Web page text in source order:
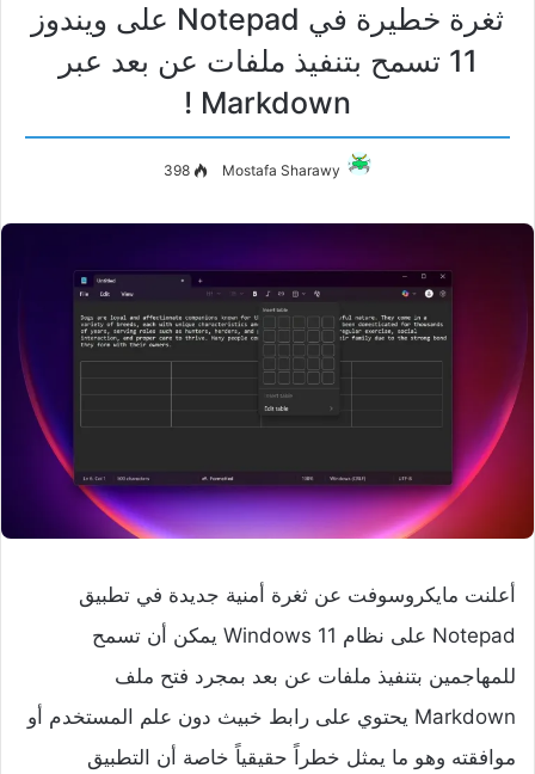
ثغرة خطيرة في Notepad على ويندوز
11 تسمح بتنفيذ ملفات عن بعد عبر
Markdown !
Mostafa Sharawy
398
أعلنت مايكروسوفت عن ثغرة أمنية جديدة في تطبيق
Notepad على نظام Windows 11 يمكن أن تسمح
للمهاجمين بتنفيذ ملفات عن بعد بمجرد فتح ملف
Markdown يحتوي على رابط خبيث دون علم المستخدم أو
موافقته وهو ما يمثل خطراً حقيقياً خاصة أن التطبيق